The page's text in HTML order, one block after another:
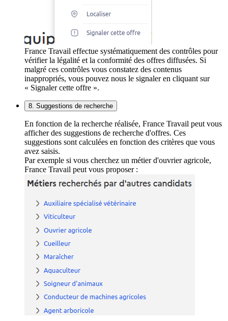
France Travail effectue systématiquement des contrôles pour
vérifier la légalité et la conformité des offres diffusées. Si
malgré ces contrôles vous constatez des contenus
inappropriés, vous pouvez nous le signaler en cliquant sur
« Signaler cette offre ».
8. Suggestions de recherche
En fonction de la recherche réalisée, France Travail peut vous
afficher des suggestions de recherche d'offres. Ces
suggestions sont calculées en fonction des critères que vous
avez saisis.
Par exemple si vous cherchez un métier d'ouvrier agricole,
France Travail peut vous proposer :